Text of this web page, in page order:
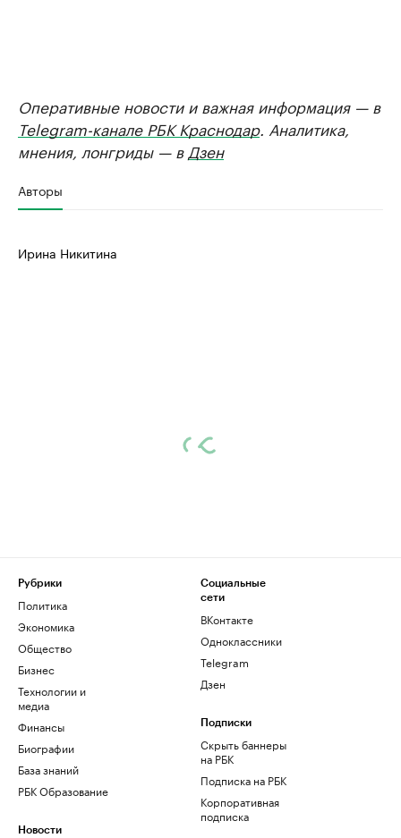
Оперативные новости и важная информация — в
Telegram-канале РБК Краснодар. Аналитика,
мнения, лонгриды — в Дзен
Авторы
Ирина Никитина
Рубрики
Политика
Экономика
Общество
Бизнес
Технологии и
медиа
Финансы
Биографии
База знаний
РБК Образование
Новости
Социальные
сети
ВКонтакте
Одноклассники
Telegram
Дзен
Подписки
Скрыть баннеры
на РБК
Подписка на РБК
Корпоративная
подписка